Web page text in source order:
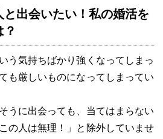
と出会いたい！私の婚活を
う気持ちばかり強くなってしまっ
も厳しいものになってしまってい
うに出会っても、当てはまらない
の人は無理！」と除外していませ